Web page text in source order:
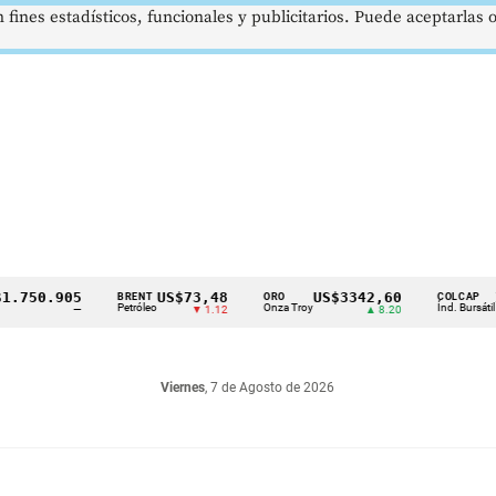
BRENT
Petróleo
US$73,48
▼ 1.12
ORO
Onza Troy
US$3342,60 COLCAP
Índ. Bursátil
Viernes, 7 de Agosto de 2026
estadísticos, funcionales y publicitarios. Puede aceptarlas